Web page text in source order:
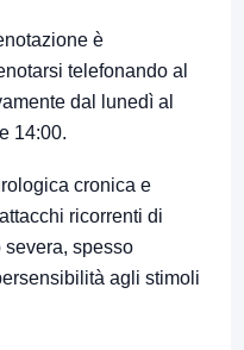
è
telefonando al
dal lunedì al
14:00.
cronica e
ricorrenti di
spesso
agli stimoli